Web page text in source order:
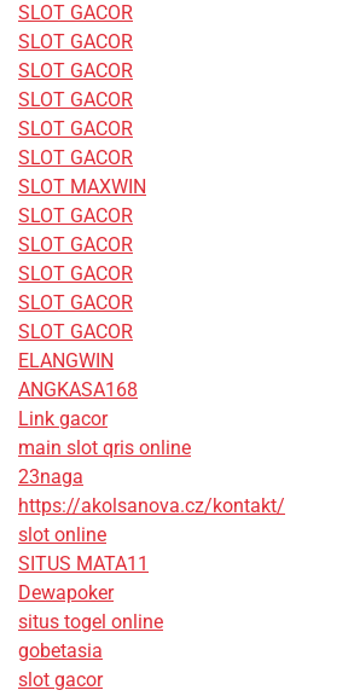
SLOT GACOR
SLOT GACOR
SLOT GACOR
SLOT GACOR
SLOT GACOR
SLOT GACOR
SLOT MAXWIN
SLOT GACOR
SLOT GACOR
SLOT GACOR
SLOT GACOR
SLOT GACOR
ELANGWIN
ANGKASA168
Link gacor
main slot qris online
23naga
https://akolsanova.cz/kontakt/
slot online
SITUS MATA11
Dewapoker
situs togel online
gobetasia
slot gacor